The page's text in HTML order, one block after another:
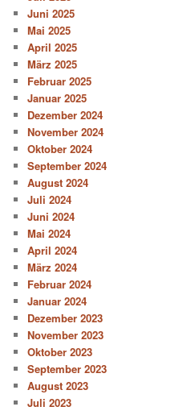
Juni 2025
Mai 2025
April 2025
März 2025
Februar 2025
Januar 2025
Dezember 2024
November 2024
Oktober 2024
September 2024
August 2024
Juli 2024
Juni 2024
Mai 2024
April 2024
März 2024
Februar 2024
Januar 2024
Dezember 2023
November 2023
Oktober 2023
September 2023
August 2023
Juli 2023